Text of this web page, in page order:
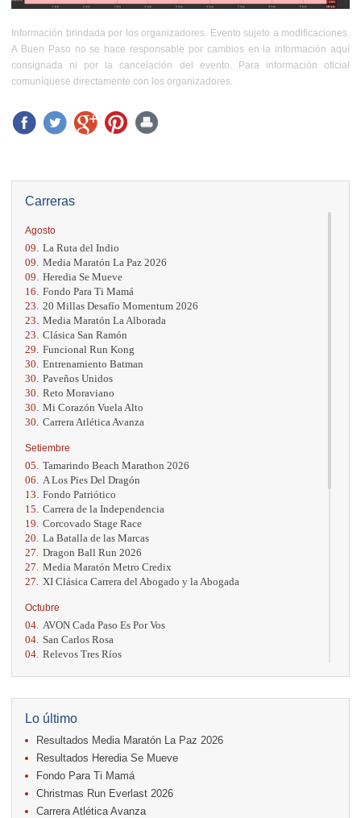
Carreras
Agosto
09. La Ruta del Indio
09. Media Maratón La Paz 2026
09. Heredia Se Mueve
16. Fondo Para Ti Mamá
23. 20 Millas Desafío Momentum 2026
23. Media Maratón La Alborada
23. Clásica San Ramón
29. Funcional Run Kong
30. Entrenamiento Batman
30. Paveños Unidos
30. Reto Moraviano
30. Mi Corazón Vuela Alto
30. Carrera Atlética Avanza
Setiembre
05. Tamarindo Beach Marathon 2026
06.
A Los Pies Del Dragón
13. Fondo Patriótico
15. Carrera de la Independencia
19. Corcovado Stage Race
20. La Batalla de las Marcas
27. Dragon Ball Run 2026
27. Media Maratón Metro Credix
27.
XI Clásica Carrera del Abogado y la Abogada
Octubre
04. AVON Cada Paso Es Por Vos
04. San Carlos Rosa
04. Relevos Tres Ríos
17. Caribe Paradise Run
18.
Casa Turire Trail Run
18. Warriors Run Circuit
18. Samsung Jacó Beach Half Marathon 2026
25. KRun by Under Armour
25.
Run Alajuela
Noviembre
Lo último
Resultados Media Maratón La Paz 2026
Resultados Heredia Se Mueve
Fondo Para Ti Mamá
Christmas Run Everlast 2026
Carrera Atlética Avanza
Información brindada por los organizadores. Evento sujeto a modificaciones.
A Buen Paso no se hace responsable por cambios en la información aquí
consignada ni por la cancelación del evento. Para información oficial
comuníquese directamente con los organizadores.